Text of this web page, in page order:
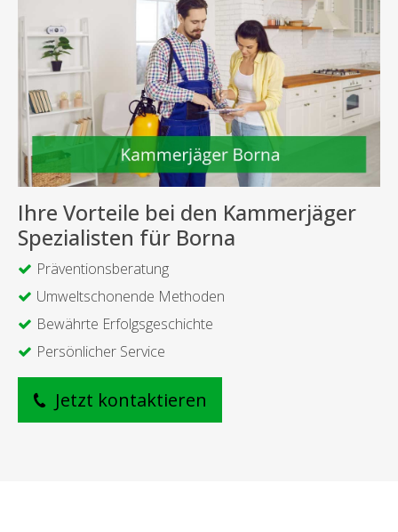
Ihre Vorteile bei den Kammerjäger
Spezialisten für Borna
Präventionsberatung
Umweltschonende Methoden
Bewährte Erfolgsgeschichte
Persönlicher Service
Jetzt kontaktieren